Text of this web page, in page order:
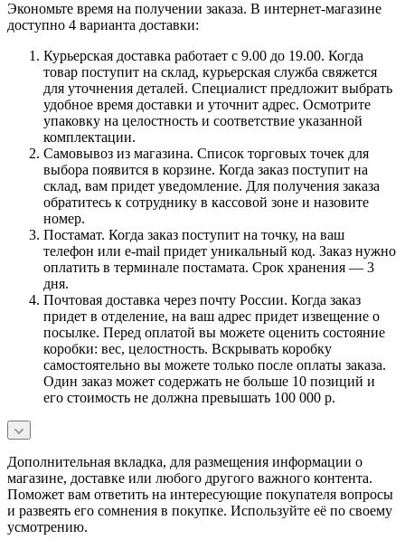
Экономьте время на получении заказа. В интернет-магазине
доступно 4 варианта доставки:
Курьерская доставка работает с 9.00 до 19.00. Когда
товар поступит на склад, курьерская служба свяжется
для уточнения деталей. Специалист предложит выбрать
удобное время доставки и уточнит адрес. Осмотрите
упаковку на целостность и соответствие указанной
комплектации.
Самовывоз из магазина. Список торговых точек для
выбора появится в корзине. Когда заказ поступит на
склад, вам придет уведомление. Для получения заказа
обратитесь к сотруднику в кассовой зоне и назовите
номер.
Постамат. Когда заказ поступит на точку, на ваш
телефон или e-mail придет уникальный код. Заказ нужно
оплатить в терминале постамата. Срок хранения — 3
дня.
Почтовая доставка через почту России. Когда заказ
придет в отделение, на ваш адрес придет извещение о
посылке. Перед оплатой вы можете оценить состояние
коробки: вес, целостность. Вскрывать коробку
самостоятельно вы можете только после оплаты заказа.
Один заказ может содержать не больше 10 позиций и
его стоимость не должна превышать 100 000 р.
Дополнительная вкладка, для размещения информации о
магазине, доставке или любого другого важного контента.
Поможет вам ответить на интересующие покупателя вопросы
и развеять его сомнения в покупке. Используйте её по своему
усмотрению.